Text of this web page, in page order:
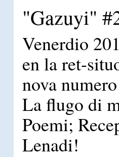
"Gazuyi"
Venerdio
en la ret-
nova
La flugo di
Poemi;
Lenadi!